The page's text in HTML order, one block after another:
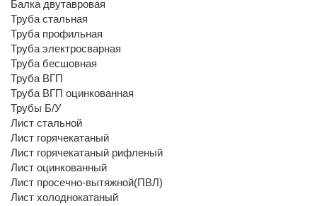
Балка двутавровая
Труба стальная
Труба профильная
Труба электросварная
Труба бесшовная
Труба ВГП
Труба ВГП оцинкованная
Трубы Б/У
Лист стальной
Лист горячекатаный
Лист горячекатаный рифленый
Лист оцинкованный
Лист просечно-вытяжной(ПВЛ)
Лист холоднокатаный